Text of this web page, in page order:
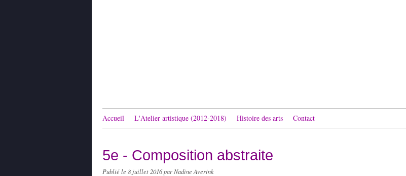
Accueil L'Atelier artistique (2012-2018) Histoire des arts Contact
5e - Composition abstraite
Publié le 8 juillet 2016par Nadine Averink